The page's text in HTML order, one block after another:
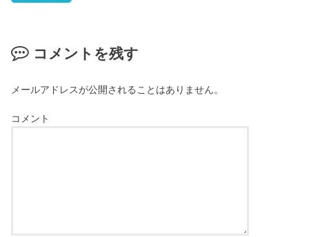
コメントを残す
メールアドレスが公開されることはありません。
コメント